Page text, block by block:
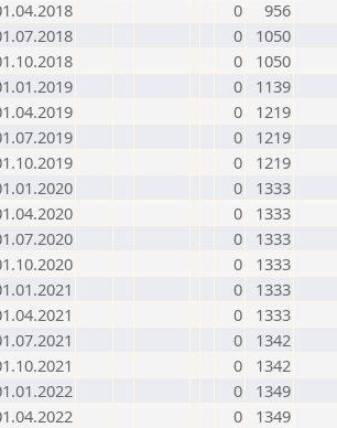
0
956
0
1050
0
1050
0
1139
0
1219
0
1219
0
1219
0
1333
0
1333
0
1333
0
1333
0
1333
0
1333
0
1342
0
1342
0
1349
0
1349